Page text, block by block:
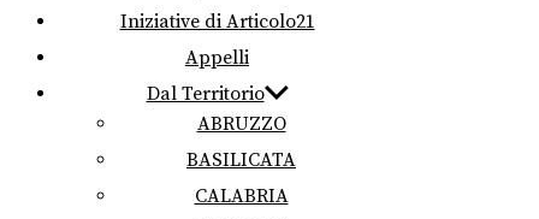
Iniziative di Articolo21
Appelli
Dal Territorio
ABRUZZO
BASILICATA
CALABRIA